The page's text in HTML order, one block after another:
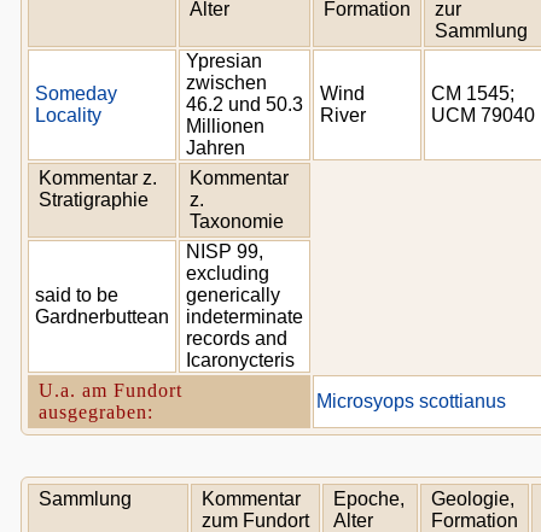
Alter
Formation
zur
Sammlung
Someday
Locality
Ypresian
zwischen
46.2 und 50.3
Millionen
Jahren
Wind
River
CM 1545;
UCM 79040
Kommentar z.
Stratigraphie
Kommentar
z.
Taxonomie
said to be
Gardnerbuttean
NISP 99,
excluding
generically
indeterminate
records and
Icaronycteris
U.a. am Fundort
ausgegraben:
Microsyops scottianus
Sammlung
Kommentar
zum Fundort
Epoche,
Alter
Geologie,
Formation